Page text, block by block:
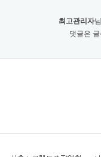
최고관리자
댓글은